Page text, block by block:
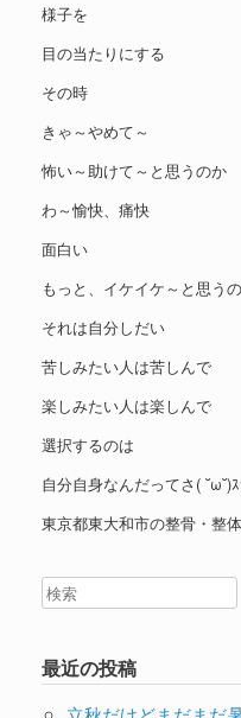
様子を
目の当たりにする
その時
きゃ～やめて～
怖い～助けて～と思うのか
わ～愉快、痛快
面白い
もっと、イケイケ～と思う
それは自分しだい
苦しみたい人は苦しんで
楽しみたい人は楽しんで
選択するのは
自分自身なんだってさ( ˘ω˘)
東京都東大和市の整骨・整
最近の投稿